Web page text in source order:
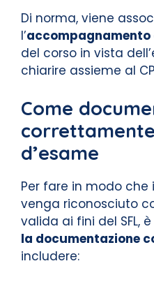
Di norma, viene
l’accompagnamento
del corso in vista
chiarire assieme al
Come
d’esame
Per fare in modo che
venga riconosciuto
valida ai fini del SFL,
la documentazione
includere: